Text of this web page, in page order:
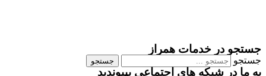
جستجو در خدمات همراز
جستجو جستجو
به ما در شبکه های اجتماعی بپیوندید